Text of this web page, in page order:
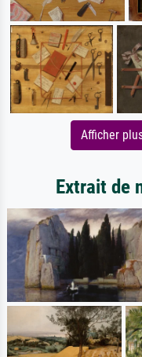
Afficher
Extrait de